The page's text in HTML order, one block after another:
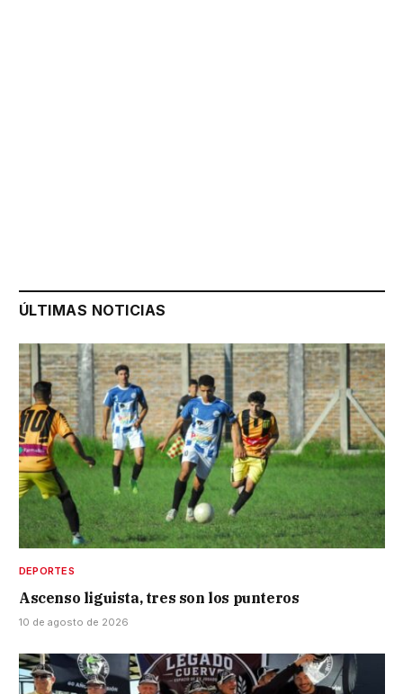
ÚLTIMAS NOTICIAS
DEPORTES
Ascenso liguista, tres son los punteros
10 de agosto de 2026